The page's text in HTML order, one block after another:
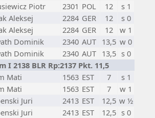
Piotr 2301 POL 12
s 1
Aleksej 2284 GER 12
s 0
Aleksej 2284 GER 12
w 1
Dominik 2340 AUT 13,5 w 0
Dominik 2340 AUT 13,5 s 0
I 2138 BLR Rp:2137 Pkt. 11,5
Mati 1563 EST 7
s 1
Mati 1563 EST 7
w 1
Juri 2413 EST 12,5 w ½
Juri 2413 EST 12,5 s 0